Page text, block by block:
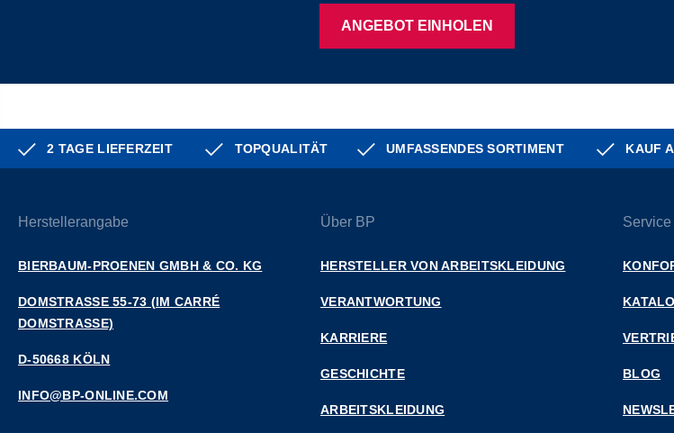
ANGEBOT EINHOLEN
2 TAGE LIEFERZEIT TOPQUALITÄT UMFASSENDES SORTIMENT KAUF
Herstellerangabe
BIERBAUM-PROENEN GMBH & CO. KG
DOMSTRASSE 55-73 (IM CARRÉ D
OMSTRASSE)
D-50668 KÖLN
INFO@BP-ONLINE.COM
Über BP
HERSTELLER VON ARBEITSKLEIDUNG
VERANTWORTUNG
KARRIERE
GESCHICHTE
ARBEITSKLEIDUNG
Service
BLOG